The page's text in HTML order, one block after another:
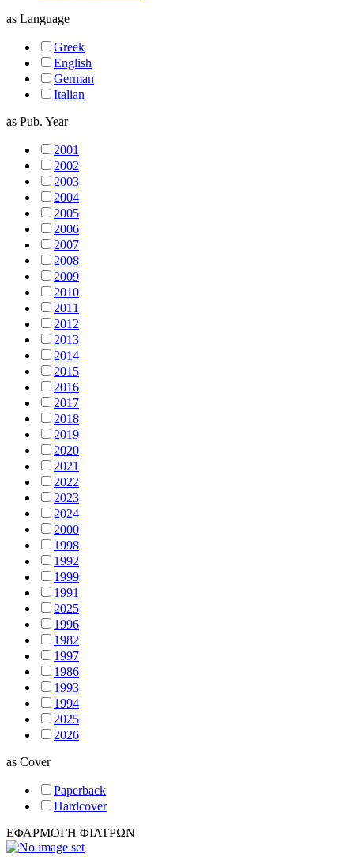
as Language
Greek
English
German
Italian
as Pub. Year
2001
2002
2003
2004
2005
2006
2007
2008
2009
2010
2011
2012
2013
2014
2015
2016
2017
2018
2019
2020
2021
2022
2023
2024
2000
1998
1992
1999
1991
2025
1996
1982
1997
1986
1993
1994
2025
2026
as Cover
Paperback
Hardcover
ΕΦΑΡΜΟΓΗ ΦΙΛΤΡΩΝ